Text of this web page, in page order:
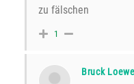
zu fälschen
1
Bruck Loewe